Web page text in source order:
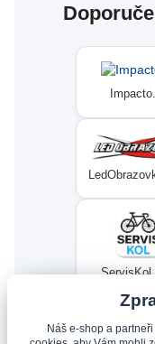
Náš e-shop a